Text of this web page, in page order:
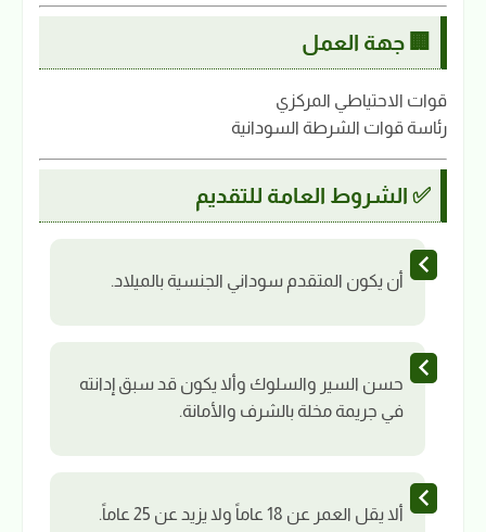
🏢 جهة العمل
قوات الاحتياطي المركزي
رئاسة قوات الشرطة السودانية
✅ الشروط العامة للتقديم
أن يكون المتقدم سوداني الجنسية بالميلاد.
حسن السير والسلوك وألا يكون قد سبق إدانته
في جريمة مخلة بالشرف والأمانة.
ألا يقل العمر عن 18 عاماً ولا يزيد عن 25 عاماً.